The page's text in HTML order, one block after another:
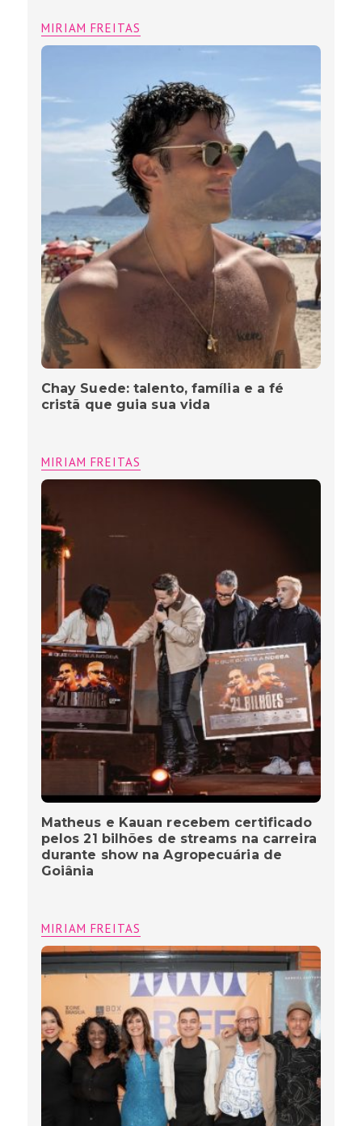
MIRIAM FREITAS
Chay Suede: talento, família e a fé
cristã que guia sua vida
MIRIAM FREITAS
Matheus e Kauan recebem certificado
pelos 21 bilhões de streams na carreira
durante show na Agropecuária de
Goiânia
MIRIAM FREITAS